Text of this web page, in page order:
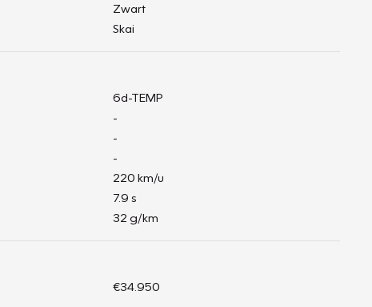
Zwart
Skai
6d-TEMP
-
-
-
220 km/u
7.9 s
32 g/km
€34.950